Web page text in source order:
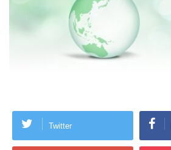
Twitter